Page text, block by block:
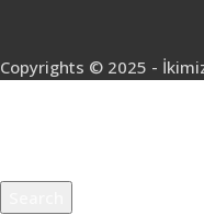
Copyrights © 2025 -